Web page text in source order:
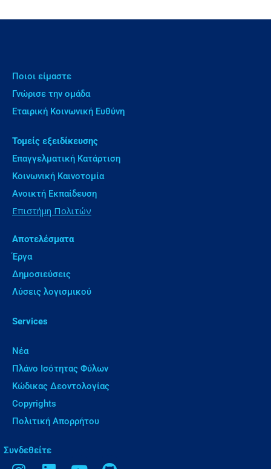
Ποιοι είμαστε
Γνώρισε την ομάδα
Εταιρική Κοινωνική Ευθύνη
Τομείς εξειδίκευσης
Επαγγελματική Κατάρτιση
Κοινωνική Καινοτομία
Ανοικτή Εκπαίδευση
Επιστήμη Πολιτών
Αποτελέσματα
Έργα
Δημοσιεύσεις
Λύσεις λογισμικού
Services
Νέα
Πλάνο Ισότητας Φύλων
Κώδικας Δεοντολογίας
Copyrights
Πολιτική Απορρήτου
Συνδεθείτε